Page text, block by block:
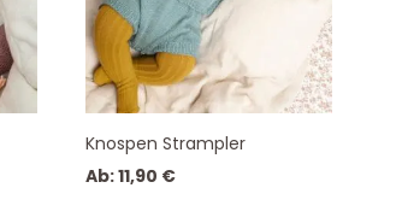
Knospen Strampler
Ab:11,90 €